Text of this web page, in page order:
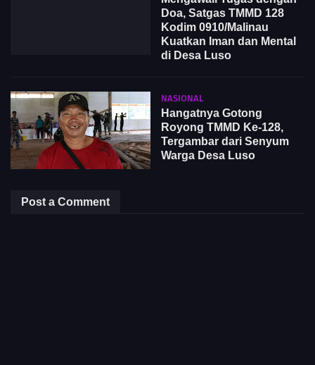
Doa, Satgas TMMD 128
Kodim 0910/Malinau
Kuatkan Iman dan Mental
di Desa Luso
NASIONAL
Hangatnya Gotong
Royong TMMD Ke-128,
Tergambar dari Senyum
Warga Desa Luso
Post a Comment